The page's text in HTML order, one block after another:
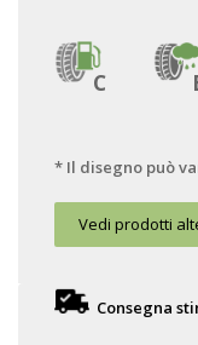
C
* Il disegno può
Vedi prodotti
Consegna